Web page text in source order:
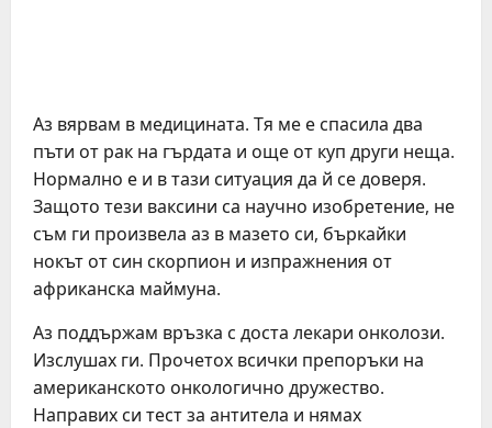
Аз вярвам в медицината. Тя ме е спасила два
пъти от рак на гърдата и още от куп други неща.
Нормално е и в тази ситуация да й се доверя.
Защото тези ваксини са научно изобретение, не
съм ги произвела аз в мазето си, бъркайки
нокът от син скорпион и изпражнения от
африканска маймуна.
Аз поддържам връзка с доста лекари онколози.
Изслушах ги. Прочетох всички препоръки на
американското онкологично дружество.
Направих си тест за антитела и нямах